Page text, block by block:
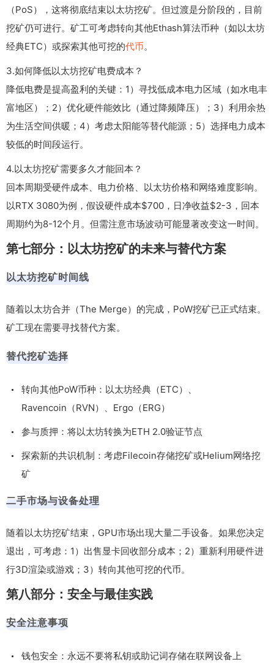
（PoS），这将彻底结束以太坊挖矿。但过渡是分阶段的，目前
挖矿仍可进行。矿工可考虑转向其他Ethash算法币种（如以太坊
经典ETC）或探索其他可挖的代币。
3.如何降低以太坊挖矿电费成本？
降低电费是提高盈利的关键：1）寻找低成本电力区域（如水电丰
富地区）；2）优化硬件能效比（通过降频降压）；3）利用余热
为生活空间供暖；4）考虑太阳能等替代能源；5）选择电力成本
较低的时间段运行。
4.以太坊挖矿需要多久才能回本？
回本周期受硬件成本、电力价格、以太坊价格和网络难度影响。
以RTX 3080为例，假设硬件成本$700，日净收益$2-3，回本
周期约为8-12个月。但需注意市场波动可能显著改变这一时间。
第七部分：以太坊挖矿的未来与替代方案
以太坊挖矿时间线
随着以太坊合并（The Merge）的完成，PoW挖矿已正式结束。
矿工现在需要寻找替代方案。
替代挖矿选择
转向其他PoW币种：以太坊经典（ETC）、
Ravencoin（RVN）、Ergo（ERG）
参与质押：将以太坊转换为ETH 2.0验证节点
探索新的共识机制：考虑Filecoin存储挖矿或Helium网络挖
矿
二手市场与设备处理
随着以太坊挖矿结束，GPU市场出现大量二手设备。如果您决定
退出，可考虑：1）出售显卡回收部分成本；2）重新利用硬件进
行3D渲染或游戏；3）转向其他可挖的代币。
第八部分：安全与最佳实践
安全注意事项
钱包安全：永远不要将私钥或助记词存储在联网设备上